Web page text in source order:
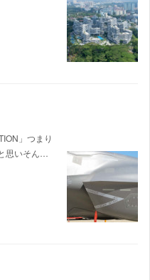
」つまり
思いそん…